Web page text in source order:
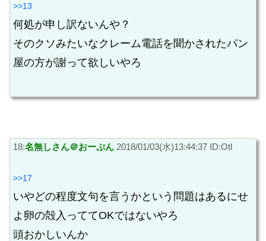
>>13
何処が申し訳ないんや？
そのクソみたいなクレーム電話を聞かされたパン
屋の方が謝って欲しいやろ
18:名無しさん＠おーぷん 2018/01/03(水)13:44:37 ID:Otl
>>17
いやどの程度文句を言うかという問題はあるにせ
よ卵の殻入っててOKではないやろ
頭おかしいんか